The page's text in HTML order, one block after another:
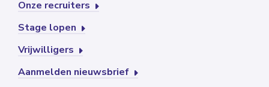
Onze recruiters
Stage lopen
Vrijwilligers
Aanmelden nieuwsbrief